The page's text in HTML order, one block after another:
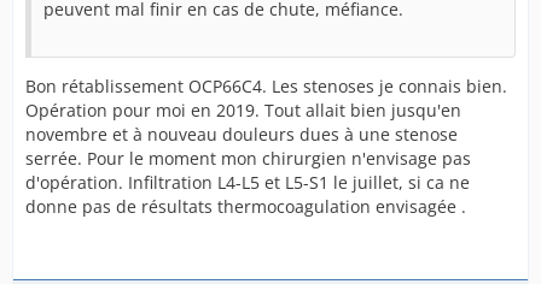
peuvent mal finir en cas de chute, méfiance.
Bon rétablissement OCP66C4. Les stenoses je connais bien.
Opération pour moi en 2019. Tout allait bien jusqu'en
novembre et à nouveau douleurs dues à une stenose
serrée. Pour le moment mon chirurgien n'envisage pas
d'opération. Infiltration L4-L5 et L5-S1 le juillet, si ca ne
donne pas de résultats thermocoagulation envisagée .